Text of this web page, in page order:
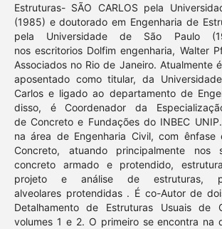
Estruturas- SÃO CARLOS pela
(1985) e doutorado em Engenharia de
pela Universidade de São Paulo
nos escritorios Dolfim engenharia, Walter
Associados no Rio de Janeiro. Atualmente
aposentado como titular, da
Carlos e ligado ao departamento de
disso, é Coordenador da
de Concreto e Fundações do INBEC
na área de Engenharia Civil, com ênfase
Concreto, atuando principalmente nos
concreto armado e protendido,
projeto e análise de estruturas,
alveolares protendidas . É co-Autor de
Detalhamento de Estruturas Usuais de
volumes 1 e 2. O primeiro se encontra na